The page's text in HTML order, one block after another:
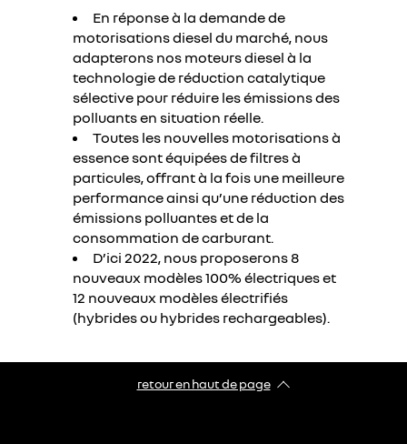
En réponse à la demande de
motorisations diesel du marché, nous
adapterons nos moteurs diesel à la
technologie de réduction catalytique
sélective pour réduire les émissions des
polluants en situation réelle.
Toutes les nouvelles motorisations à
essence sont équipées de filtres à
particules, offrant à la fois une meilleure
performance ainsi qu’une réduction des
émissions polluantes et de la
consommation de carburant.
D’ici 2022, nous proposerons 8
nouveaux modèles 100% électriques et
12 nouveaux modèles électrifiés
(hybrides ou hybrides rechargeables).
retour en haut de page​